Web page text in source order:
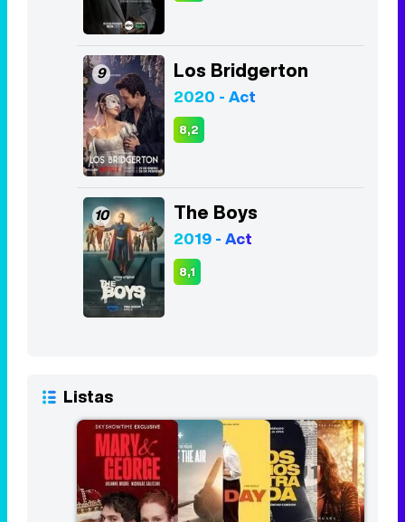
9 Los Bridgerton
2020 - Act
8,2
10 The Boys
2019 - Act
8,1
Listas